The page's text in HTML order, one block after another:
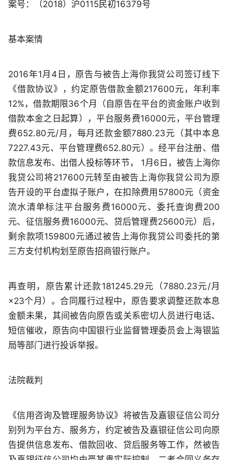
案号：（2018）沪0115民初16379号
基本案情
2016年1月4日，原告与被告上海你我贷公司签订线下
《借款协议》，约定原告借款金额217600元，年利率
12%，借款期限36个月（自原告在平台的资金账户收到
借款本金之日起算），平台服务费16000元，平台管理
费652.80元/月，每月还款金额7880.23元（其中本息
7227.43元、平台管理费652.80元）。经平台注册、借
款信息发布、出借人投标等环节， 1月6日，被告上海你
我贷公司将217600元转至由被告上海你我贷公司为原
告开设的平台虚拟子账户，在扣除费用57800元（资金
流水清单标注平台服务费16000元、委托查询费200
元、征信服务费16000元、贷后管理费25600元）后，
剩余款项159800元通过被告上海你我贷公司委托的第
三方支付机构划至原告招商银行账户。
再查明，原告累计还款181245.29元（7880.23元/月
×23个月）。合同履行过程中，原告要求调整还款本息
金额未果，其间被告向原告或关系密切人员进行电话、
短信催收，原告向中国银行业监督管理委员会上海银监
局等部门进行投诉举报。
法院裁判
《信用咨询及管理服务协议》将被告及嘉银征信公司分
别列为平台方、服务方，约定被告及嘉银征信公司向原
告提供信息发布、借款回收、贷后服务等工作，然被告